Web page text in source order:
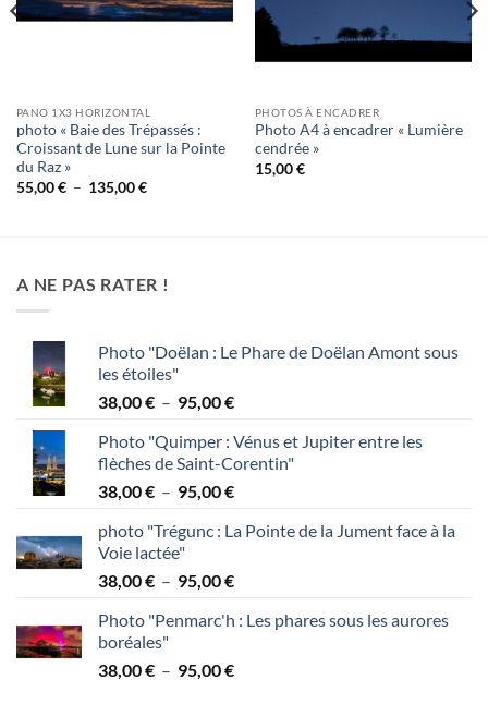
PANO 1X3 HORIZONTAL
photo « Baie des Trépassés :
Croissant de Lune sur la Pointe
du Raz »
55,00€ – 135,00€Plage
PHOTOS À ENCADRER
Photo A4 à encadrer « Lumière
cendrée »
15,00€
A NE PAS RATER !
Photo "Doëlan : Le Phare de Doëlan Amont sous
les étoiles"
38,00€ – 95,00€Plage
prix :
38,00 €
à
Photo "Quimper : Vénus et Jupiter entre les
flèches de Saint-Corentin"
38,00€ – 95,00€Plage
prix :
à
photo "Trégunc : La Pointe de la Jument face à la
Voie lactée"
38,00€ – 95,00€Plage
prix :
à
Photo "Penmarc'h : Les phares sous les aurores
boréales"
38,00€ – 95,00€Plage